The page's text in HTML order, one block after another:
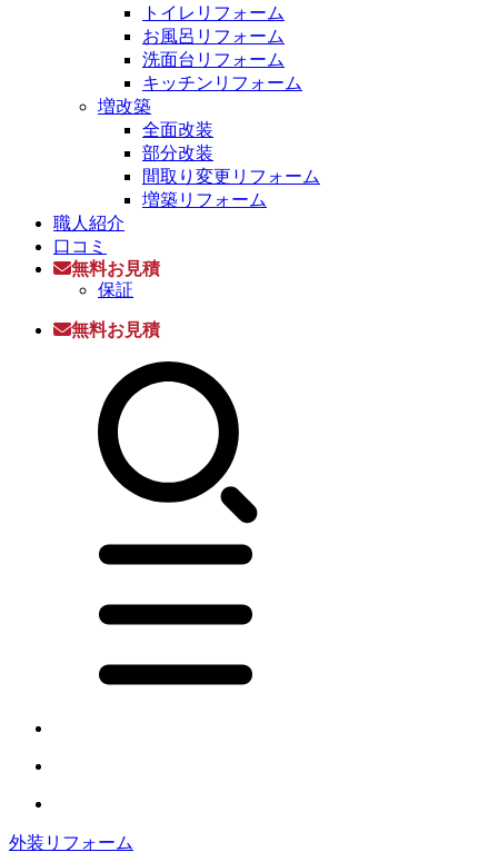
トイレリフォーム
お風呂リフォーム
洗面台リフォーム
キッチンリフォーム
増改築
全面改装
部分改装
間取り変更リフォーム
増築リフォーム
職人紹介
口コミ
無料お見積
保証
無料お見積
外装リフォーム